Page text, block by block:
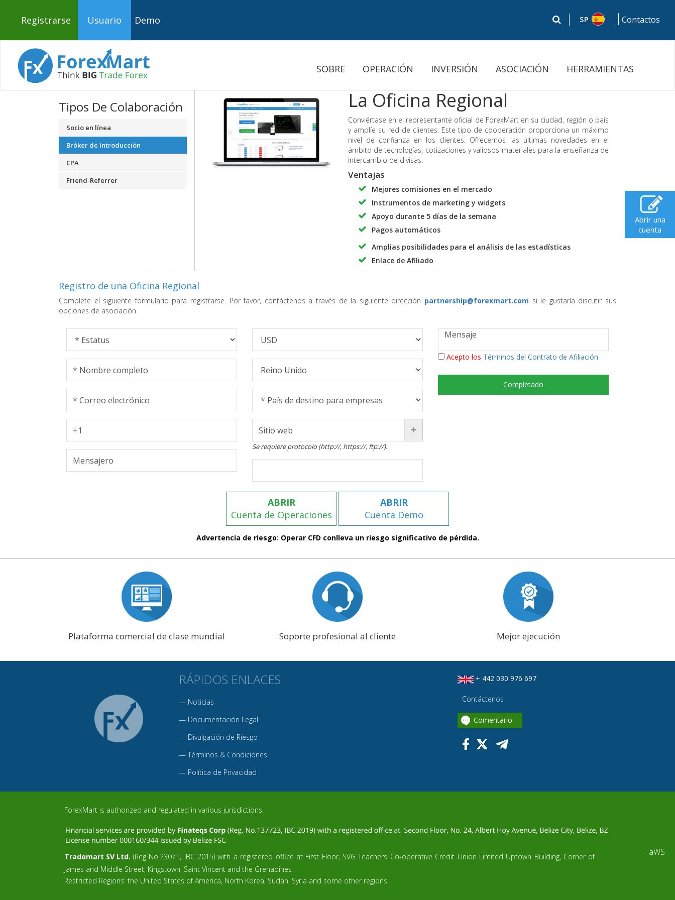
Registrarse Usuario Demo SP Contactos
SOBRE OPERACIÓN INVERSIÓN ASOCIACIÓN HERRAMIENTAS
Tipos De Colaboración
Socio en línea
Bróker de Introducción
CPA
Friend-Referrer
La Oficina Regional
Conviértase en el representante oficial de ForexMart en su ciudad, región o país
y amplíe su red de clientes. Este tipo de cooperación proporciona un máximo
nivel de confianza en los clientes. Ofrecemos las últimas novedades en el
ámbito de tecnologías, cotizaciones y valiosos materiales para la enseñanza de
intercambio de divisas.
Ventajas
Mejores comisiones en el mercado
Instrumentos de marketing y widgets
Apoyo durante 5 días de la semana
Pagos automáticos
Amplias posibilidades para el análisis de las estadísticas
Enlace de Afiliado
Registro de una Oficina Regional
Complete el siguiente formulario para registrarse. Por favor, contáctenos a través de la siguiente dirección partnership@forexmart.com si le gustaría discutir sus
opciones de asociación.
Se requiere protocolo (http://, https://, ftp://).
Acepto los Términos del Contrato de Afiliación
Completado
ABRIR
Cuenta de Operaciones
ABRIR
Cuenta Demo
Advertencia de riesgo: Operar CFD conlleva un riesgo significativo de pérdida.
Plataforma comercial de clase mundial Soporte profesional al cliente Mejor ejecución
RÁPIDOS ENLACES
— Noticias
— Documentación Legal
— Divulgación de Riesgo
— Términos & Condiciones
— Política de Privacidad
+ 442 030 976 697
Contáctenos
Comentario
ForexMart is authorized and regulated in various jurisdictions.
Tradomart SV Ltd. (Reg No.23071, IBC 2015) with a registered office at First Floor, SVG Teachers Co-operative Credit Union Limited Uptown Building, Corner of
James and Middle Street, Kingstown, Saint Vincent and the Grenadines
Restricted Regions: the United States of America, North Korea, Sudan, Syria and some other regions.
aWS
Abrir una
cuenta